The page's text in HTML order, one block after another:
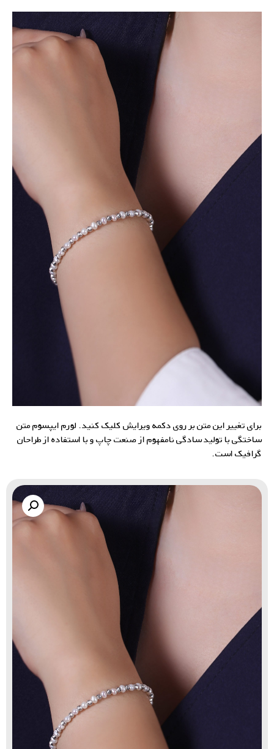
برای تغییر این متن بر روی دکمه ویرایش کلیک کنید. لورم ایپسوم متن
ساختگی با تولید سادگی نامفهوم از صنعت چاپ و با استفاده از طراحان
گرافیک است.